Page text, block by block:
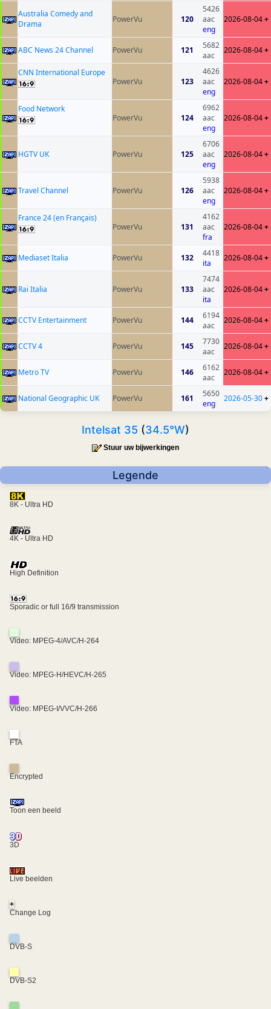
Australia Comedy and
Drama
PowerVu 120
5426
aac
eng
2026-08-04+
ABC News 24 Channel PowerVu 121
5682
aac
2026-08-04+
CNN International Europe
PowerVu
123
4626
aac
eng
2026-08-04+
Food Network
PowerVu
124
6962
aac
eng
2026-08-04+
HGTV UK PowerVu 125
6706
aac
eng
2026-08-04+
Travel Channel PowerVu 126
5938
aac
eng
2026-08-04+
France 24 (en Français)
PowerVu
131
4162
aac
fra
2026-08-04+
Mediaset Italia PowerVu 132
4418
ita
2026-08-04+
Rai Italia PowerVu 133
7474
aac
ita
2026-08-04+
CCTV Entertainment PowerVu 144
6194
aac
2026-08-04+
CCTV 4 PowerVu 145
7730
aac
2026-08-04+
Metro TV PowerVu 146
6162
aac
2026-08-04+
National Geographic UK PowerVu 161
5650
eng
2026-05-30+
Intelsat 35 (34.5°W)
Stuur uw bijwerkingen
Legende
8K - Ultra HD
4K - Ultra HD
High Definition
Sporadic or full 16/9 transmission
Video: MPEG-4/AVC/H-264
Video: MPEG-H/HEVC/H-265
Video: MPEG-I/VVC/H-266
FTA
Encrypted
Toon een beeld
3D
Live beelden
+
Change Log
DVB-S
DVB-S2